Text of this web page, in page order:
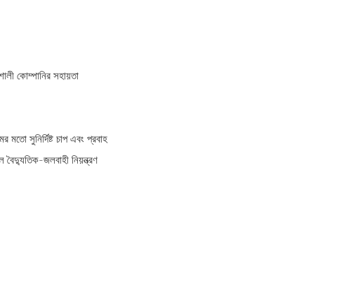
কোম্পানির সহায়তা
মতো সুনির্দিষ্ট চাপ এবং প্রবাহ
বৈদ্যুতিক-জলবাহী নিয়ন্ত্রণ